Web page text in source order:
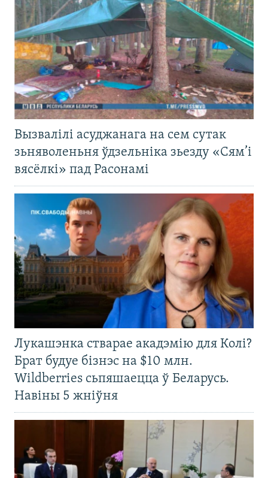
Вызвалілі асуджанага на сем сутак
зьняволеньня ўдзельніка зьезду «Сям’і
вясёлкі» пад Расонамі
Лукашэнка стварае акадэмію для Колі?
Брат будуе бізнэс на $10 млн.
Wildberries сьпяшаецца ў Беларусь.
Навіны 5 жніўня